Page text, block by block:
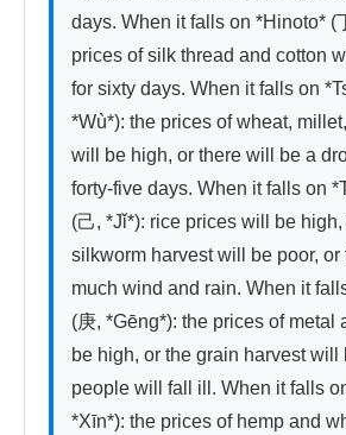
days. When it falls on *Hinoto* (
prices of silk thread and cotton
for sixty days. When it falls on
*Wù*): the prices of wheat,
will be high, or there will be a
forty-five days. When it falls on
(己, *Jǐ*): rice prices will be high,
silkworm harvest will be poor,
much wind and rain. When it
(庚, *Gēng*): the prices of metal
be high, or the grain harvest will
people will fall ill. When it falls
*Xīn*): the prices of hemp and